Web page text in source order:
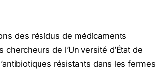
des résidus de médicaments
de l’Université d’État de
résistants dans les fermes